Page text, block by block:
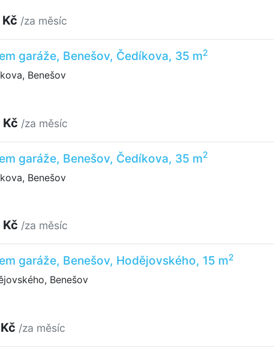
/za měsíc
garáže, Benešov, Čedíkova, 35 m2
Benešov
/za měsíc
garáže, Benešov, Čedíkova, 35 m2
Benešov
/za měsíc
garáže, Benešov, Hodějovského, 15 m2
Benešov
/za měsíc